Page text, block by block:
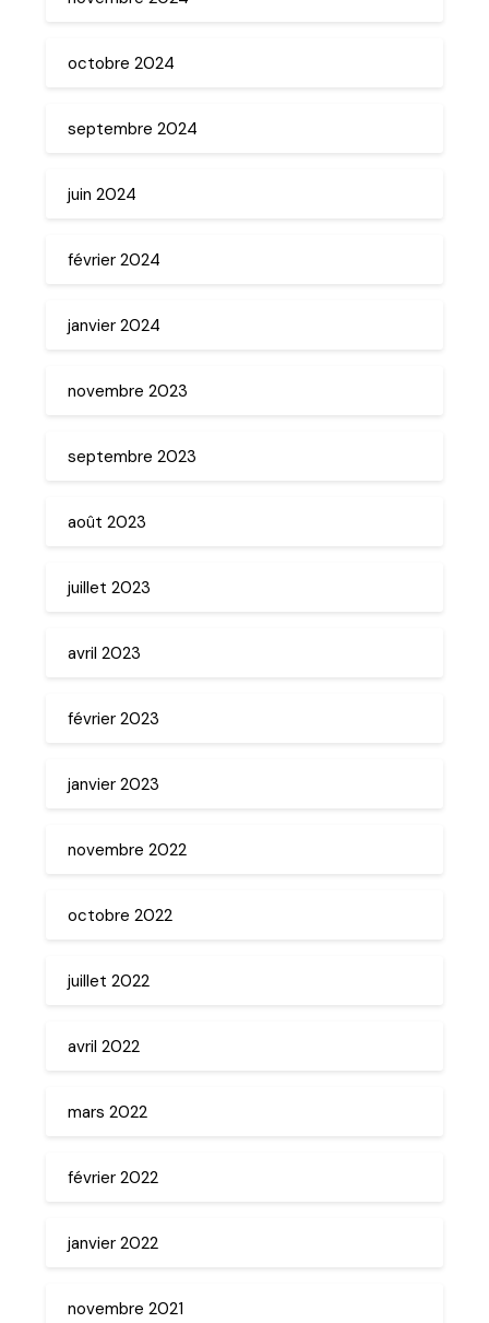
octobre 2024
septembre 2024
juin 2024
février 2024
janvier 2024
novembre 2023
septembre 2023
août 2023
juillet 2023
avril 2023
février 2023
janvier 2023
novembre 2022
octobre 2022
juillet 2022
avril 2022
mars 2022
février 2022
janvier 2022
novembre 2021